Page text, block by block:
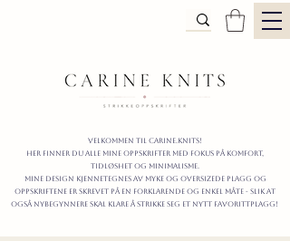
Velkommen til carine.knits!
Her finner du alle mine oppskrifter MED FOKUS PÅ KOMFORT,
TIDLØShet OG MINIMALISme.
mine design kjennetegnes av myke og oversizede plagg og
oppskriftene er skrevet på en forklarende og enkel måte - slik at
også nybegynnere skal klare å strikke seg et nytt favorittplagg!